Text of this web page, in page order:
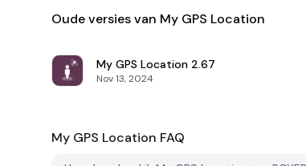
Oude versies van My GPS Location
My GPS Location 2.67
Nov 13, 2024
My GPS Location FAQ